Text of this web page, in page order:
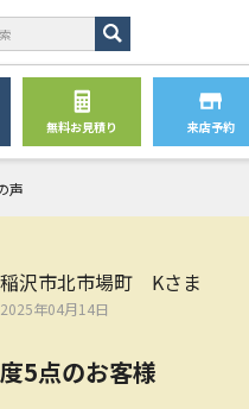
無料お見積り 来店予約
声
稲沢市北市場町 Kさま
2025年04月14日
5点のお客様